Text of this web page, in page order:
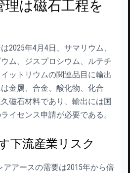
理は磁石工程を
2025年4月4日、サマリウム、
ム、ジスプロシウム、ルテチ
ットリウムの関連品目に輸出
金属、合金、酸化物、化合
磁石材料であり、輸出には国
イセンス申請が必要である。
下流産業リスク
アアースの需要は2015年から倍